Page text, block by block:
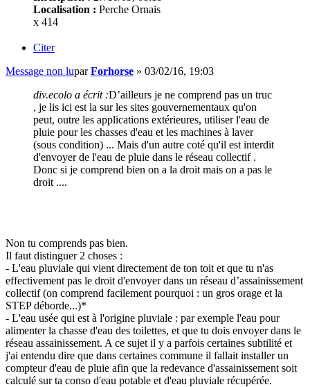
Localisation : Perche Ornais
x 414
Citer
Message non luparForhorse » 03/02/16, 19:03
div.ecolo a écrit :D’ailleurs je ne comprend pas un truc
, je lis ici est la sur les sites gouvernementaux qu'on
peut, outre les applications extérieures, utiliser l'eau de
pluie pour les chasses d'eau et les machines à laver
(sous condition) ... Mais d'un autre coté qu'il est interdit
d'envoyer de l'eau de pluie dans le réseau collectif .
Donc si je comprend bien on a la droit mais on a pas le
droit ....
Non tu comprends pas bien.
Il faut distinguer 2 choses :
- L'eau pluviale qui vient directement de ton toit et que tu n'as
effectivement pas le droit d'envoyer dans un réseau d’assainissement
collectif (on comprend facilement pourquoi : un gros orage et la
STEP déborde...)*
- L'eau usée qui est à l'origine pluviale : par exemple l'eau pour
alimenter la chasse d'eau des toilettes, et que tu dois envoyer dans le
réseau assainissement. A ce sujet il y a parfois certaines subtilité et
j'ai entendu dire que dans certaines commune il fallait installer un
compteur d'eau de pluie afin que la redevance d'assainissement soit
calculé sur ta conso d'eau potable et d'eau pluviale récupérée.